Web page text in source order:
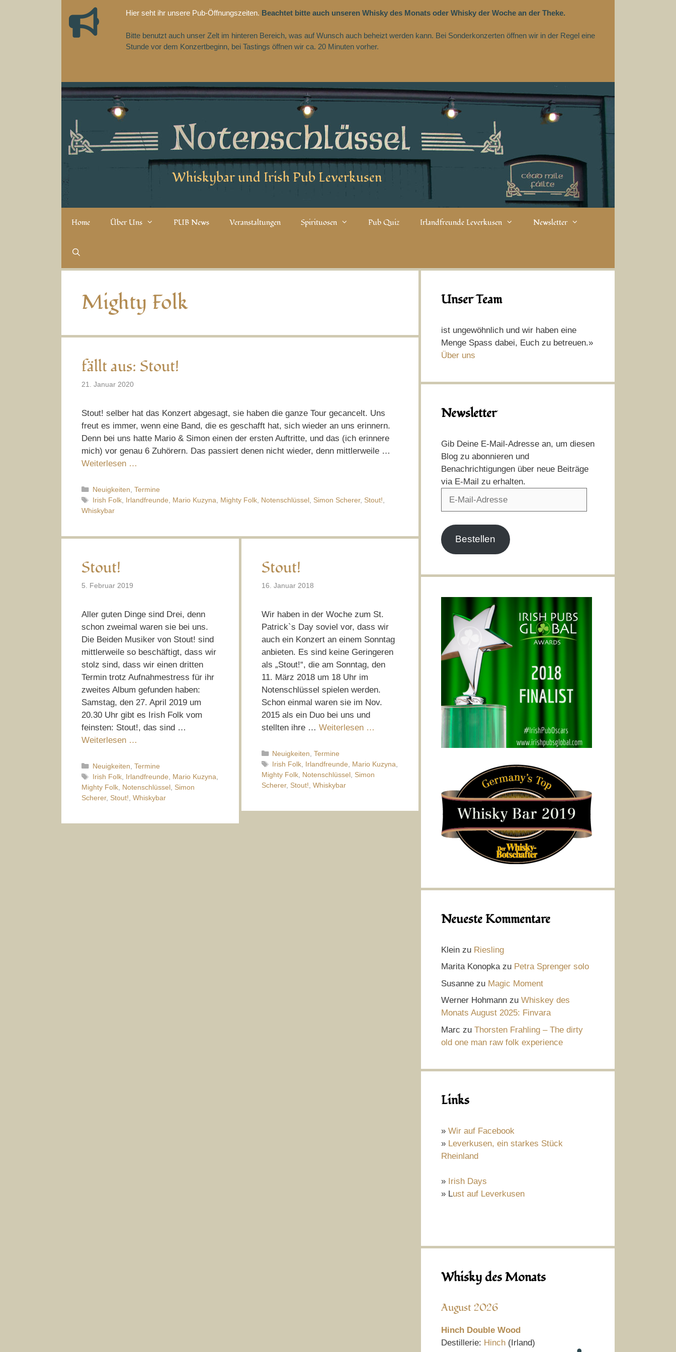
Hier seht ihr unsere Pub-Öffnungszeiten. Beachtet bitte auch unseren Whisky des Monats oder Whisky der Woche an der Theke.
Bitte benutzt auch unser Zelt im hinteren Bereich, was auf Wunsch auch beheizt werden kann. Bei Sonderkonzerten öffnen wir in der Regel eine
Stunde vor dem Konzertbeginn, bei Tastings öffnen wir ca. 20 Minuten vorher.
Whiskybar und Irish Pub Leverkusen
Home Über Uns PUB News Veranstaltungen Spirituosen Pub Quiz Irlandfreunde Leverkusen Newsletter
Mighty Folk
fällt aus: Stout!
21. Januar 2020
Stout! selber hat das Konzert abgesagt, sie haben die ganze Tour gecancelt. Uns
freut es immer, wenn eine Band, die es geschafft hat, sich wieder an uns erinnern.
Denn bei uns hatte Mario & Simon einen der ersten Auftritte, und das (ich erinnere
mich) vor genau 6 Zuhörern. Das passiert denen nicht wieder, denn mittlerweile …
Weiterlesen …
Kategorien
Neuigkeiten Termine
Schlagwörter
Irish Folk, Irlandfreunde Mario Kuzyna Mighty Folk, Notenschlüssel, Simon Scherer, Stout!
Whiskybar
Stout!
5. Februar 2019
Aller guten Dinge sind Drei, denn
schon zweimal waren sie bei uns.
Die Beiden Musiker von Stout! sind
mittlerweile so beschäftigt, dass wir
stolz sind, dass wir einen dritten
Termin trotz Aufnahmestress für ihr
zweites Album gefunden haben:
Samstag, den 27. April 2019 um
20.30 Uhr gibt es Irish Folk vom
feinsten: Stout!, das sind …
Weiterlesen …
Kategorien
Neuigkeiten, Termine
Schlagwörter
Irish Folk, Irlandfreunde, Mario Kuzyna,
Mighty Folk, Notenschlüssel, Simon
Scherer, Stout!, Whiskybar
Stout!
16. Januar 2018
Wir haben in der Woche zum St.
Patrick`s Day soviel vor, dass wir
auch ein Konzert an einem Sonntag
anbieten. Es sind keine Geringeren
als „Stout!“, die am Sonntag, den
11. März 2018 um 18 Uhr im
Notenschlüssel spielen werden.
Schon einmal waren sie im Nov.
2015 als ein Duo bei uns und
stellten ihre … Weiterlesen …
Kategorien
Neuigkeiten,Termine
Schlagwörter
Irish Folk, Irlandfreunde, Mario Kuzyna,
Mighty Folk, Notenschlüssel, Simon
Scherer, Stout!, Whiskybar
Unser Team
ist ungewöhnlich und wir haben eine
Menge Spass dabei, Euch zu betreuen.»
Über uns
Newsletter
Gib Deine E-Mail-Adresse an, um diesen
Blog zu abonnieren und
Benachrichtigungen über neue Beiträge
via E-Mail zu erhalten.
Bestellen
Neueste Kommentare
Klein zu Riesling
Marita Konopkazu Petra Sprenger solo
Susanne zu Magic Moment
Werner Hohmann zu Whiskey des
Monats August 2025: Finvara
Marc zu Thorsten Frahling – The dirty
old one man raw folk experience
Links
» Wir auf Facebook
» Leverkusen, ein starkes Stück
Rheinland
» Irish Days
» Lust auf Leverkusen
Whisky des Monats
August 2026
Hinch Double Wood
Destillerie: Hinch (Irland)